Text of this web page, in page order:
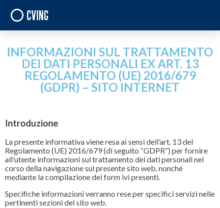
INFORMAZIONI SUL TRATTAMENTO
DEI DATI PERSONALI EX ART. 13
REGOLAMENTO (UE) 2016/679
(GDPR) – SITO INTERNET
Introduzione
La presente informativa viene resa ai sensi dell’art. 13 del
Regolamento (UE) 2016/679 (di seguito “GDPR”) per fornire
all’utente informazioni sul trattamento dei dati personali nel
corso della navigazione sul presente sito web, nonché
mediante la compilazione dei form ivi presenti.
Specifiche informazioni verranno rese per specifici servizi nelle
pertinenti sezioni del sito web.